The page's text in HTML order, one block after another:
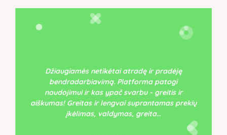
Džiaugiamės netikėtai atradę ir pradėję
bendradarbiavimą. Platforma patogi
naudojimui ir kas ypač svarbu - greitis ir
aiškumas! Greitas ir lengvai suprantamas prekių
įkėlimas, valdymas, greita…